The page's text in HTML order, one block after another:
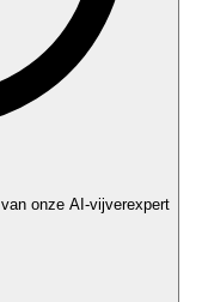
onze AI-vijverexpert